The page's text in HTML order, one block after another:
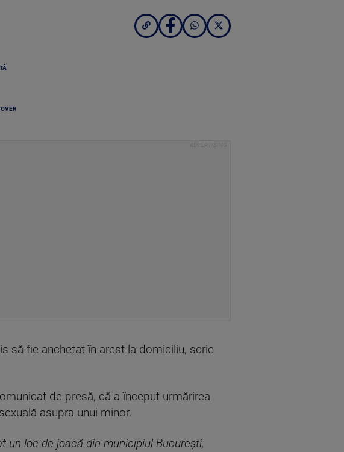
să fie anchetat în arest la domiciliu, scrie
de presă, că a început urmărirea
asupra unui minor.
un loc de joacă din municipiul Bucureşti,